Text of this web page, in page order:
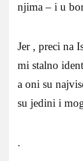
njima – i u
Jer , preci na
mi stalno
a oni su
su jedini i
.